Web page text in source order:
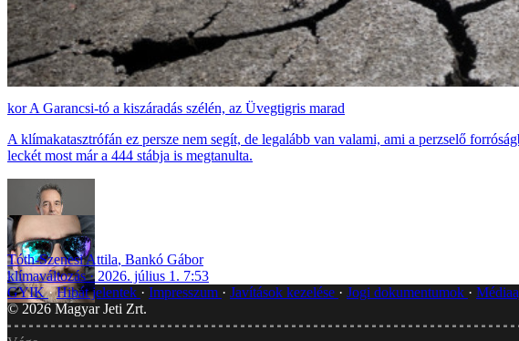
A Garancsi-tó a kiszáradás szélén, az Üvegtigris marad
A klímakatasztrófán ez persze nem segít, de legalább van valami, ami a perzselő
leckét most már a 444 stábja is megtanulta.
Tóth-Szenesi Attila, Bankó Gábor
klímaváltozás
2026. július 1. 7:53
GYIK Hibát jelentek Impresszum Javítások kezelése Jogi dokumentumok
© 2026 Magyar Jeti Zrt.